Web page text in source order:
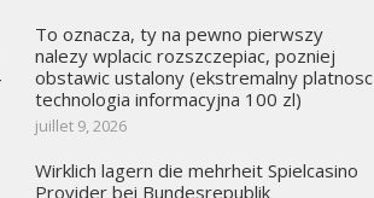
To oznacza, ty na pewno pierwszy
nalezy wplacic rozszczepiac, pozniej
obstawic ustalony (ekstremalny platnosc
technologia informacyjna 100 zl)
juillet 9, 2026
Wirklich lagern die mehrheit Spielcasino
Provider bei Bundesrepublik